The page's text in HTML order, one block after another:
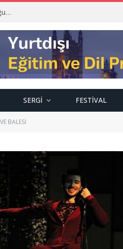
SERGI FESTIVAL
BALESİ